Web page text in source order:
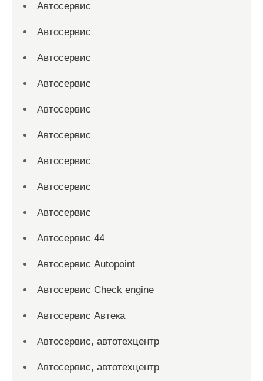
Автосервис
Автосервис
Автосервис
Автосервис
Автосервис
Автосервис
Автосервис
Автосервис
Автосервис
Автосервис 44
Автосервис Autopoint
Автосервис Check engine
Автосервис Автека
Автосервис, автотехцентр
Автосервис, автотехцентр